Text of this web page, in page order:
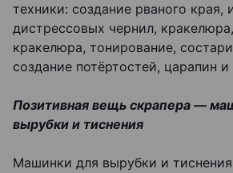
техники: создание рваного края,
дистрессовых чернил,
кракелюра, тонирование,
создание потёртостей, царапин и
Позитивная вещь скрапера —
вырубки и тиснения
Машинки для вырубки и